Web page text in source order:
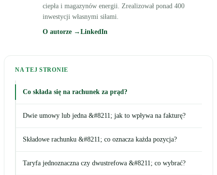
ciepła i magazynów energii. Zrealizował ponad 400
inwestycji własnymi siłami.
O autorze → LinkedIn
NA TEJ STRONIE
Co składa się na rachunek za prąd?
Dwie umowy lub jedna &#8211; jak to wpływa na fakturę?
Składowe rachunku &#8211; co oznacza każda pozycja?
Taryfa jednoznaczna czy dwustrefowa &#8211; co wybrać?